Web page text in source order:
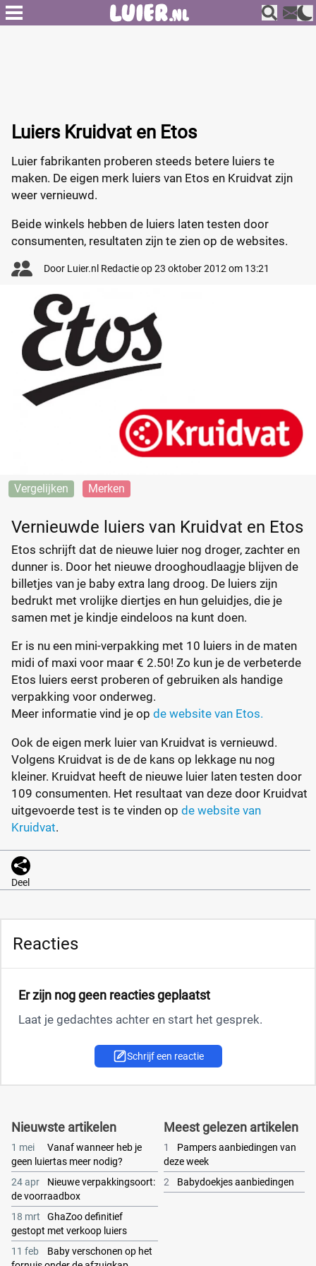
Luiers Kruidvat en Etos
Luier fabrikanten proberen steeds betere luiers te
maken. De eigen merk luiers van Etos en Kruidvat zijn
weer vernieuwd.
Beide winkels hebben de luiers laten testen door
consumenten, resultaten zijn te zien op de websites.
Door Luier.nl Redactieop23 oktober 2012 om 13:21
Vergelijken Merken
Vernieuwde luiers van Kruidvat en Etos
Etos schrijft dat de nieuwe luier nog droger, zachter en
dunner is. Door het nieuwe drooghoudlaagje blijven de
billetjes van je baby extra lang droog. De luiers zijn
bedrukt met vrolijke diertjes en hun geluidjes, die je
samen met je kindje eindeloos na kunt doen.
Er is nu een mini-verpakking met 10 luiers in de maten
midi of maxi voor maar € 2.50! Zo kun je de verbeterde
Etos luiers eerst proberen of gebruiken als handige
verpakking voor onderweg.
Meer informatie vind je op de website van Etos.
Ook de eigen merk luier van Kruidvat is vernieuwd.
Volgens Kruidvat is de de kans op lekkage nu nog
kleiner. Kruidvat heeft de nieuwe luier laten testen door
109 consumenten. Het resultaat van deze door Kruidvat
uitgevoerde test is te vinden op de website van
Kruidvat.
Deel
Reacties
Er zijn nog geen reacties geplaatst
Laat je gedachtes achter en start het gesprek.
Schrijf een reactie
Nieuwste artikelen
1 mei
Vanaf wanneer heb je
geen luiertas meer nodig?
24 apr
Nieuwe verpakkingsoort:
de voorraadbox
18 mrt
GhaZoo definitief
gestopt met verkoop luiers
11 feb
Baby verschonen op het
Meest gelezen artikelen
1
Pampers aanbiedingen van
deze week
2
Babydoekjes aanbiedingen